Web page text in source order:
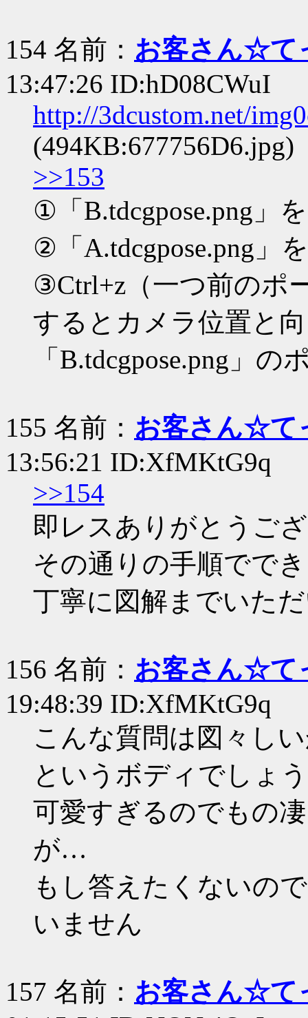
154 名前： お客さん☆て
13:47:26 ID:hD08CWuI
http://3dcustom.net/
(494KB:677756D6.jpg)
>>153
①「B.tdcgpose.png」
②「A.tdcgpose.png」
③Ctrl+z（一つ前のポ
するとカメラ位置と
「B.tdcgpose.png」
155 名前： お客さん☆て
13:56:21 ID:XfMKtG9q
>>154
即レスありがとうご
その通りの手順でで
丁寧に図解までいた
156 名前： お客さん☆て
19:48:39 ID:XfMKtG9q
こんな質問は図々し
というボディでしょ
可愛すぎるのでもの
が…
もし答えたくないの
いません
157 名前： お客さん☆て